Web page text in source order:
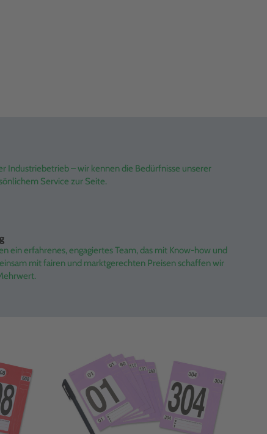
Industriebetrieb – wir kennen die Bedürfnisse unserer
Service zur Seite.
ein erfahrenes, engagiertes Team, das mit Know-how und
mit fairen und marktgerechten Preisen schaffen wir